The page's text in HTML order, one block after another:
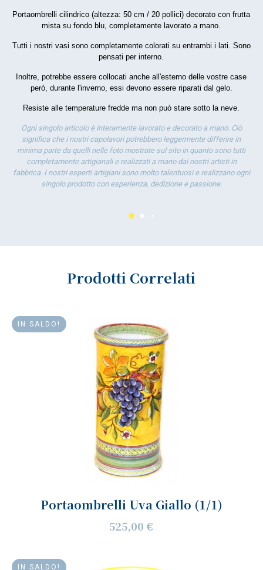
Portaombrelli cilindrico (altezza: 50 cm / 20 pollici) decorato con frutta
mista su fondo blu, completamente lavorato a mano.
Tutti i nostri vasi sono completamente colorati su entrambi i lati. Sono
pensati per interno.
Inoltre, potrebbe essere collocati anche all'esterno delle vostre case
però, durante l'inverno, essi devono essere riparati dal gelo.
Resiste alle temperature fredde ma non può stare sotto la neve.
Ogni singolo articolo è interamente lavorato e decorato a mano. Ciò
significa che i nostri capolavori potrebbero leggermente differire in
minima parte da quelli nelle foto mostrate sul sito in quanto sono tutti
completamente artigianali e realizzati a mano dai nostri artisti in
fabbrica. I nostri esperti artigiani sono molto talentuosi e realizzano ogni
singolo prodotto con esperienza, dedizione e passione.
Prodotti Correlati
IN SALDO!
Portaombrelli Uva Giallo (1/1)
525,00 €
IN SALDO!